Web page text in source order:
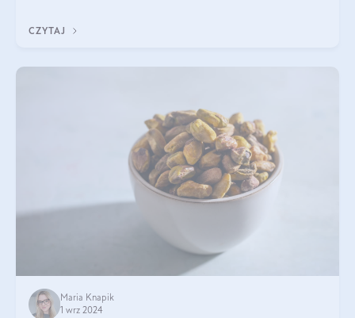
CZYTAJ
Maria Knapik
1 wrz 2024